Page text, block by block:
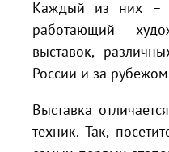
Каждый из них –
работающий
выставок,
России и за
Выставка
техник. Так,